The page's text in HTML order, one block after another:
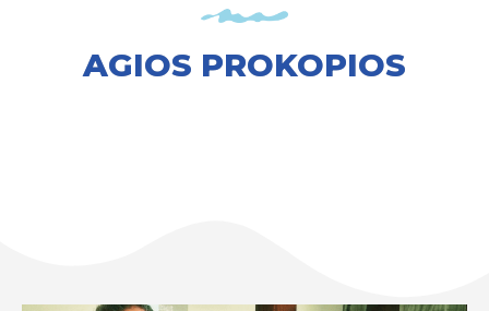
AGIOS PROKOPIOS